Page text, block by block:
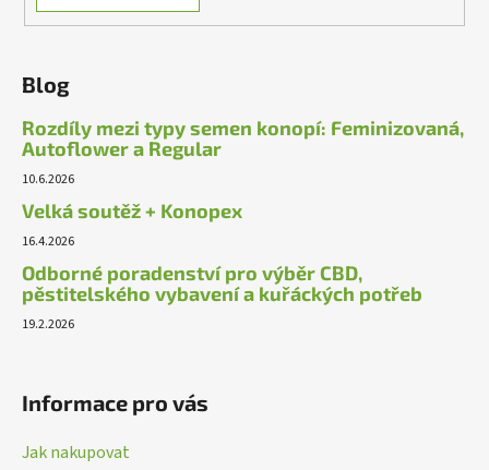
Blog
Rozdíly mezi typy semen konopí: Feminizovaná,
Autoflower a Regular
10.6.2026
Velká soutěž + Konopex
16.4.2026
Odborné poradenství pro výběr CBD,
pěstitelského vybavení a kuřáckých potřeb
19.2.2026
Informace pro vás
Jak nakupovat